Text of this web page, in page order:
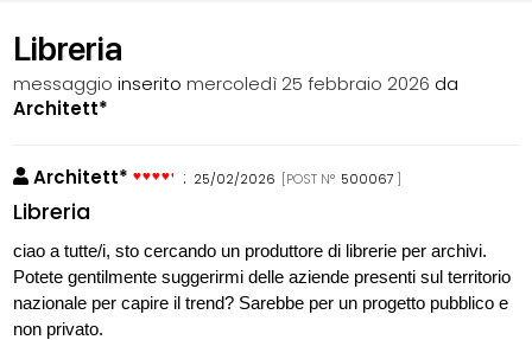
Libreria
messaggio inseritomercoledì 25 febbraio 2026 da
Architett*
Architett* : 25/02/2026 [POST N° 500067 ]
Libreria
ciao a tutte/i, sto cercando un produttore di librerie per archivi.
Potete gentilmente suggerirmi delle aziende presenti sul territorio
nazionale per capire il trend? Sarebbe per un progetto pubblico e
non privato.